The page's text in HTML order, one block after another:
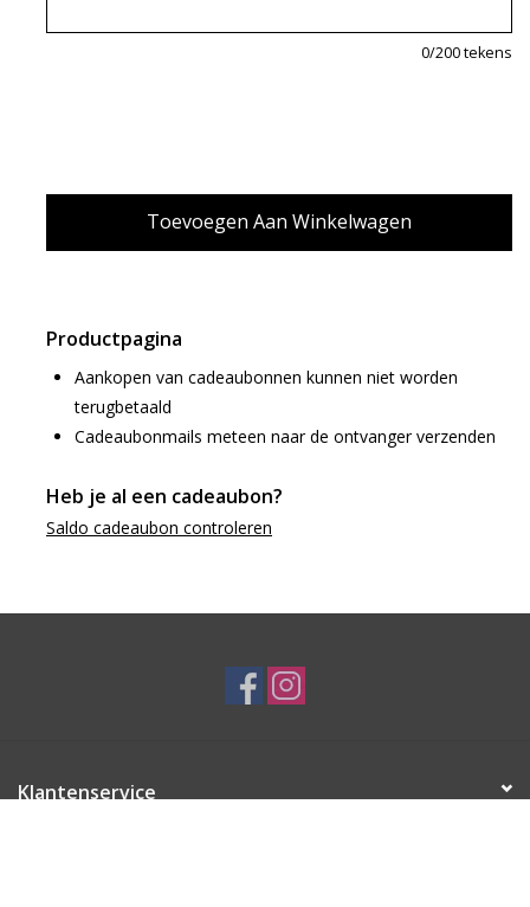
0/200 tekens
Productpagina
Aankopen van cadeaubonnen kunnen niet worden
terugbetaald
Cadeaubonmails meteen naar de ontvanger verzenden
Heb je al een cadeaubon?
Saldo cadeaubon controleren
Klantenservice